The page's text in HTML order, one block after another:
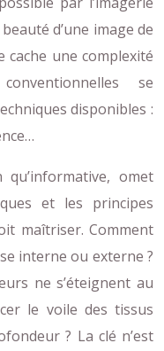
d’une image de
cache une complexité
se
disponibles :
omet
et les principes
maîtriser. Comment
interne ou externe ?
ne s’éteignent au
le voile des tissus
? La clé n’est